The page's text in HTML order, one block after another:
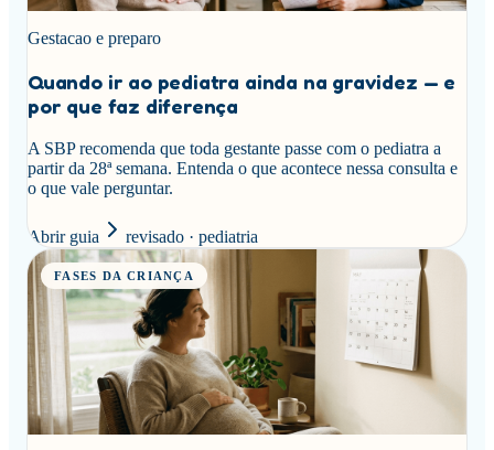
Gestacao e preparo
Quando ir ao pediatra ainda na gravidez — e
por que faz diferença
A SBP recomenda que toda gestante passe com o pediatra a
partir da 28ª semana. Entenda o que acontece nessa consulta e
o que vale perguntar.
Abrir guia revisado · pediatria
FASES DA CRIANÇA